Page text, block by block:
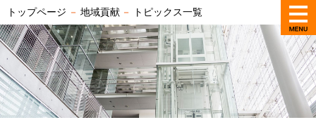
トップページ － 地域貢献 － トピックス一覧